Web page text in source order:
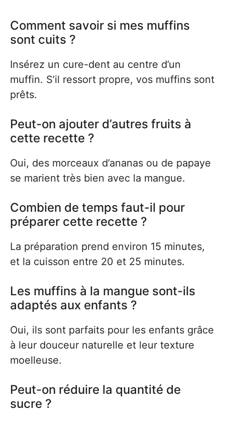
Comment savoir si mes muffins
sont cuits ?
Insérez un cure-dent au centre d’un
muffin. S’il ressort propre, vos muffins sont
prêts.
Peut-on ajouter d’autres fruits à
cette recette ?
Oui, des morceaux d’ananas ou de papaye
se marient très bien avec la mangue.
Combien de temps faut-il pour
préparer cette recette ?
La préparation prend environ 15 minutes,
et la cuisson entre 20 et 25 minutes.
Les muffins à la mangue sont-ils
adaptés aux enfants ?
Oui, ils sont parfaits pour les enfants grâce
à leur douceur naturelle et leur texture
moelleuse.
Peut-on réduire la quantité de
sucre ?